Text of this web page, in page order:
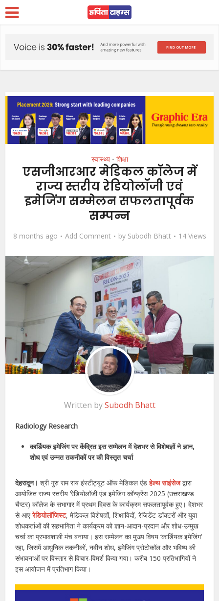
स्वास्थ्य • शिक्षा
एसजीआरआर मेडिकल काॅलेज में
राज्य स्तरीय रेडियोलॉजी एवं
इमेजिंग सम्मेलन सफलतापूर्वक
सम्पन्न
8 months ago Add Comment by Subodh Bhatt 14 Views
Written bySubodh Bhatt
Radiology Research
कार्डियक इमेजिंग पर केंद्रित इस सम्मेलन में देशभर से विशेषज्ञों ने ज्ञान,
शोध एवं उन्नत तकनीकों पर की विस्तृत चर्चा
देहरादून।श्री गुरु राम राय इंस्टीट्यूट ऑफ मेडिकल एंडहेल्थ साइंसेजद्वारा
आयोजित राज्य स्तरीय ‘रेडियोलॉजी एंड इमेजिंग कॉन्फ्रेंस 2025 (उत्तराखण्ड
चैप्टर) कॉलेज के सभागार में प्रथम दिवस के कार्यक्रम सफलतापूर्वक हुए। देशभर
से आएरेडियोलॉजिस्ट, मेडिकल विशेषज्ञों, शिक्षाविदों, रेजिडेंट डॉक्टरों और युवा
शोधकर्ताओं की सहभागिता ने कार्यक्रम को ज्ञान-आदान-प्रदान और शोध-उन्मुख
चर्चा का प्रभावशाली मंच बनाया। इस सम्मेलन का मुख्य विषय ‘कार्डियक इमेजिंग’
रहा, जिसमें आधुनिक तकनीकों, नवीन शोध, इमेजिंग प्रोटोकॉल और भविष्य की
संभावनाओं पर विस्तार से विचार-विमर्श किया गया। करीब 150 प्रतिभागियों ने
इस आयोजन में प्रतिभाग किया।